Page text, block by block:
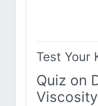
Test Your
Quiz on
Viscosity